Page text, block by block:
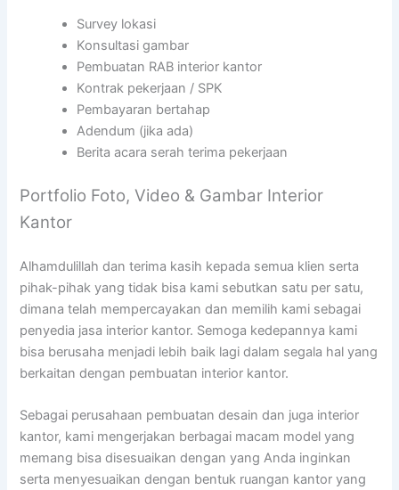
Survey lokasi
Konsultasi gambar
Pembuatan RAB interior kantor
Kontrak pekerjaan / SPK
Pembayaran bertahap
Adendum (jika ada)
Berita acara serah terima pekerjaan
Portfolio Foto, Video & Gambar Interior
Kantor
Alhamdulillah dan terima kasih kepada semua klien serta
pihak-pihak yang tidak bisa kami sebutkan satu per satu,
dimana telah mempercayakan dan memilih kami sebagai
penyedia jasa interior kantor. Semoga kedepannya kami
bisa berusaha menjadi lebih baik lagi dalam segala hal yang
berkaitan dengan pembuatan interior kantor.
Sebagai perusahaan pembuatan desain dan juga interior
kantor, kami mengerjakan berbagai macam model yang
memang bisa disesuaikan dengan yang Anda inginkan
serta menyesuaikan dengan bentuk ruangan kantor yang